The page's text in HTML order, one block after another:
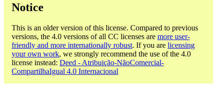
Notice
This is an older version of this license. Compared to previous
versions, the 4.0 versions of all CC licenses are more user-
friendly and more internationally robust. If you are licensing
your own work, we strongly recommend the use of the 4.0
license instead: Deed - Atribuição-NãoComercial-
CompartilhaIgual 4.0 Internacional